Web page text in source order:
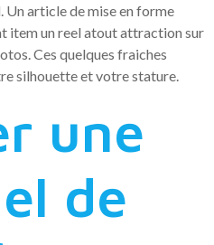
Un article de mise en forme
item un reel atout attraction sur
Ces quelques fraiches
silhouette et votre stature.
une
de